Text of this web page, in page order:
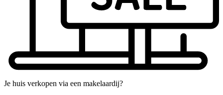
Je huis verkopen via een makelaardij?